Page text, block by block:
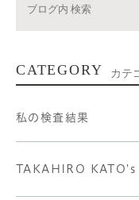
CATEGORY カテ
私の検査結果
TAKAHIRO